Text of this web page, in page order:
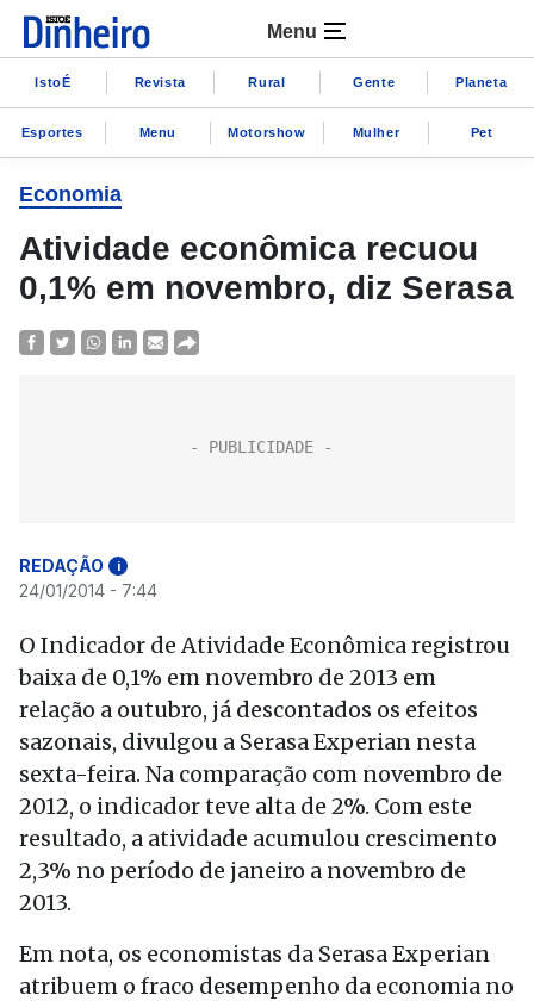
Menu
IstoÉ Revista Rural Gente Planeta
Esportes Menu Motorshow Mulher Pet
Economia
Atividade econômica recuou
0,1% em novembro, diz Serasa
REDAÇÃO i
24/01/2014 - 7:44
O Indicador de Atividade Econômica registrou
baixa de 0,1% em novembro de 2013 em
relação a outubro, já descontados os efeitos
sazonais, divulgou a Serasa Experian nesta
sexta-feira. Na comparação com novembro de
2012, o indicador teve alta de 2%. Com este
resultado, a atividade acumulou crescimento
2,3% no período de janeiro a novembro de
2013.
Em nota, os economistas da Serasa Experian
atribuem o fraco desempenho da economia no